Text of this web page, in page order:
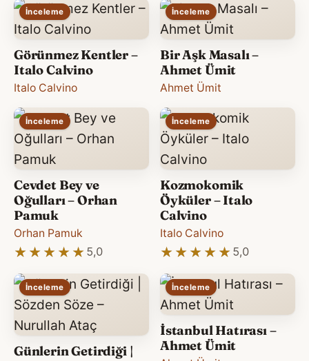
İnceleme
Görünmez Kentler –
Italo Calvino
Italo Calvino
İnceleme
Bir Aşk Masalı –
Ahmet Ümit
Ahmet Ümit
İnceleme
Cevdet Bey ve
Oğulları – Orhan
Pamuk
Orhan Pamuk
★★★★★
★★★★★ 5,0
İnceleme
Kozmokomik
Öyküler – Italo
Calvino
Italo Calvino
★★★★★
★★★★★ 5,0
İnceleme
Günlerin Getirdiği |
İnceleme
İstanbul Hatırası –
Ahmet Ümit